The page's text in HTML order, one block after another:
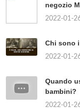
negozio
2022-01-
Chi sono
2022-01-
Quando
bambini?
2022-01-